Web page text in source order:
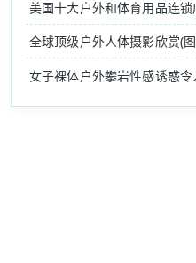
美国十大户外和体育用品连锁
全球顶级户外人体摄影欣赏(
女子裸体户外攀岩性感诱惑令